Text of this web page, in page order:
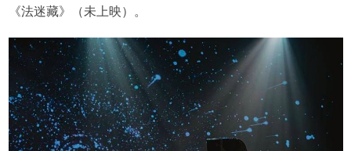
《法迷藏》（未上映）。